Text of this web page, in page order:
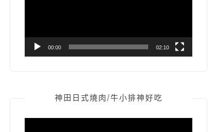
00:00 02:10
神田日式燒肉/牛小排神好吃